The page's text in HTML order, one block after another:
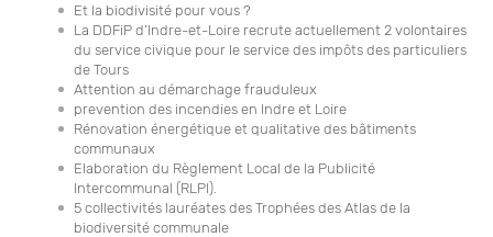
Et la biodivisité pour vous ?
La DDFiP d’Indre-et-Loire recrute actuellement 2 volontaires
du service civique pour le service des impôts des particuliers
de Tours
Attention au démarchage frauduleux
prevention des incendies en Indre et Loire
Rénovation énergétique et qualitative des bâtiments
communaux
Elaboration du Règlement Local de la Publicité
Intercommunal (RLPI).
5 collectivités lauréates des Trophées des Atlas de la
biodiversité communale